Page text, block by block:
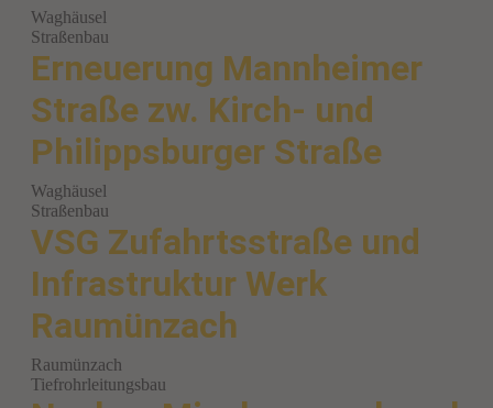
Waghäusel
Straßenbau
Erneuerung Mannheimer
Straße zw. Kirch- und
Philippsburger Straße
Waghäusel
Straßenbau
VSG Zufahrtsstraße und
Infrastruktur Werk
Raumünzach
Raumünzach
Tiefrohrleitungsbau